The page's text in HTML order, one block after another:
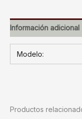
Información adicional
Modelo:
Productos